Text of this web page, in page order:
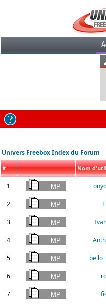
Univers Freebox Index du Forum
# Nom
1
2
3
4
5
6
7